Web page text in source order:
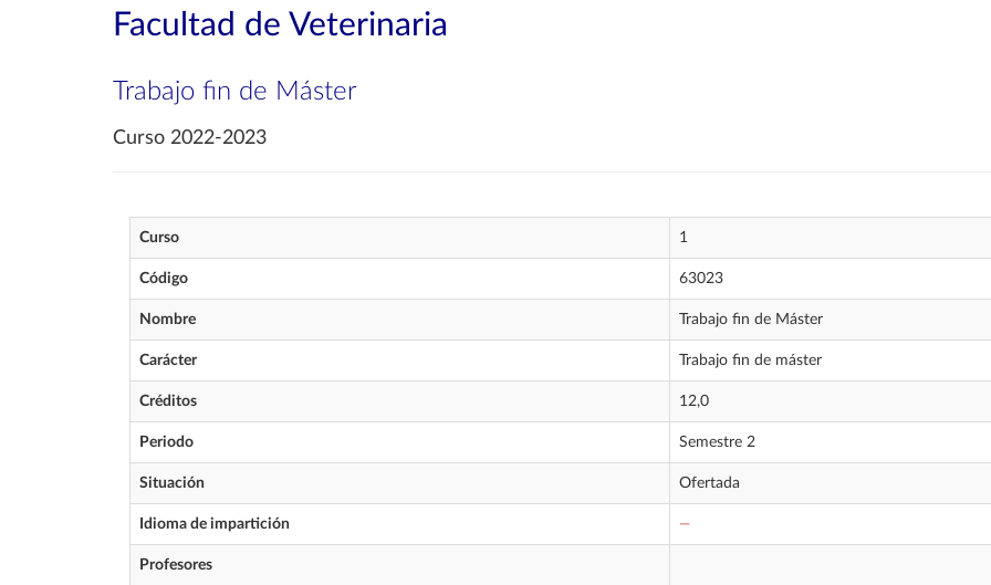
Facultad de Veterinaria
Trabajo fin de Máster
Curso 2022-2023
Curso 1
Código 63023
Nombre Trabajo fin de Máster
Carácter Trabajo fin de máster
Créditos 12,0
Periodo Semestre 2
Situación Ofertada
Idioma de impartición —
Profesores